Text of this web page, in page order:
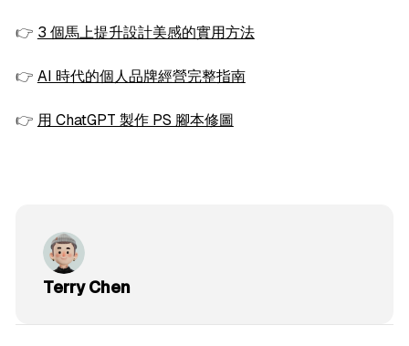
👉 3 個馬上提升設計美感的實用方法
👉 AI 時代的個人品牌經營完整指南
👉 用 ChatGPT 製作 PS 腳本修圖
Terry Chen